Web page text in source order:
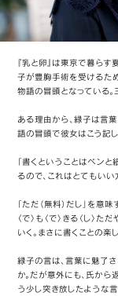
『乳と卵』は東京で暮ら
子が豊胸手術を受けるた
物語の冒頭となっている
ある理由から、緑子は言
語の冒頭で彼女はこう記し
「書くということはペン
るので、これはとてもいい
「ただ（無料）だし」を意
〈で〉も〈で〉きる〈し〉た
いく。まさに書くことの楽
緑子の言は、言葉に魅了
か。だが意外にも、氏か
う少し突き放したような